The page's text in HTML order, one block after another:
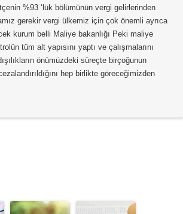
%93 ‘lük bölümünün vergi gelirlerinden
gerekir vergi ülkemiz için çok önemli ayrıca
kurum belli Maliye bakanlığı Peki maliye
tüm alt yapısını yaptı ve çalışmalarını
önümüzdeki süreçte birçoğunun
hep birlikte göreceğimizden